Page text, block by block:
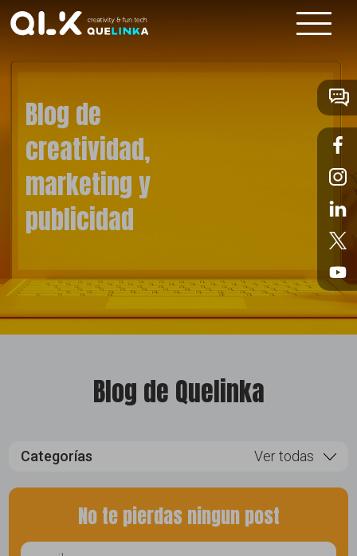
Blog de
creatividad,
marketing y
publicidad
Blog de Quelinka
Categorías Ver todas
app
desarrollo web
No te pierdas ningun post